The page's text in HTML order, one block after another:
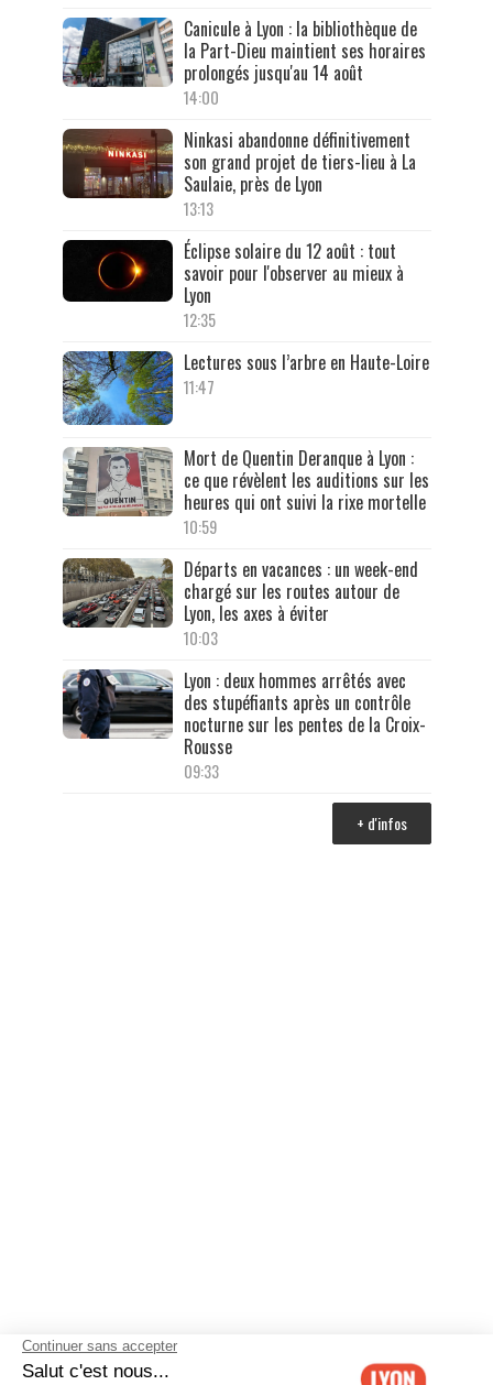
Canicule à Lyon : la bibliothèque de
la Part-Dieu maintient ses horaires
prolongés jusqu'au 14 août
14:00
Ninkasi abandonne définitivement
son grand projet de tiers-lieu à La
Saulaie, près de Lyon
13:13
Éclipse solaire du 12 août : tout
savoir pour l'observer au mieux à
Lyon
12:35
Lectures sous l’arbre en Haute-Loire
11:47
Mort de Quentin Deranque à Lyon :
ce que révèlent les auditions sur les
heures qui ont suivi la rixe mortelle
10:59
Départs en vacances : un week-end
chargé sur les routes autour de
Lyon, les axes à éviter
10:03
Lyon : deux hommes arrêtés avec
des stupéfiants après un contrôle
nocturne sur les pentes de la Croix-
Rousse
09:33
+ d'infos